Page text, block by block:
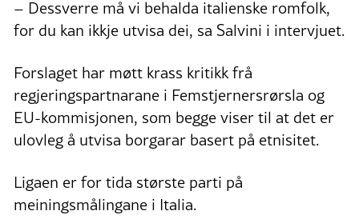
– Dessverre må vi behalda italienske romfolk,
for du kan ikkje utvisa dei, sa Salvini i intervjuet.
Forslaget har møtt krass kritikk frå
regjeringspartnarane i Femstjernersrørsla og
EU-kommisjonen, som begge viser til at det er
ulovleg å utvisa borgarar basert på etnisitet.
Ligaen er for tida største parti på
meiningsmålingane i Italia.